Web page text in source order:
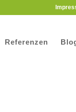
Referenzen